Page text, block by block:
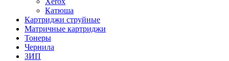
Катюша
Картриджи струйные
Матричные картриджи
Тонеры
Чернила
ЗИП